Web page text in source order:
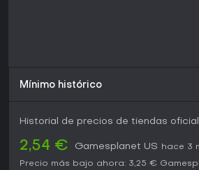
Mínimo histórico
Historial de precios de tiendas
2,54 € Gamesplanet US
hace 3
Precio más bajo ahora: 3,25 €